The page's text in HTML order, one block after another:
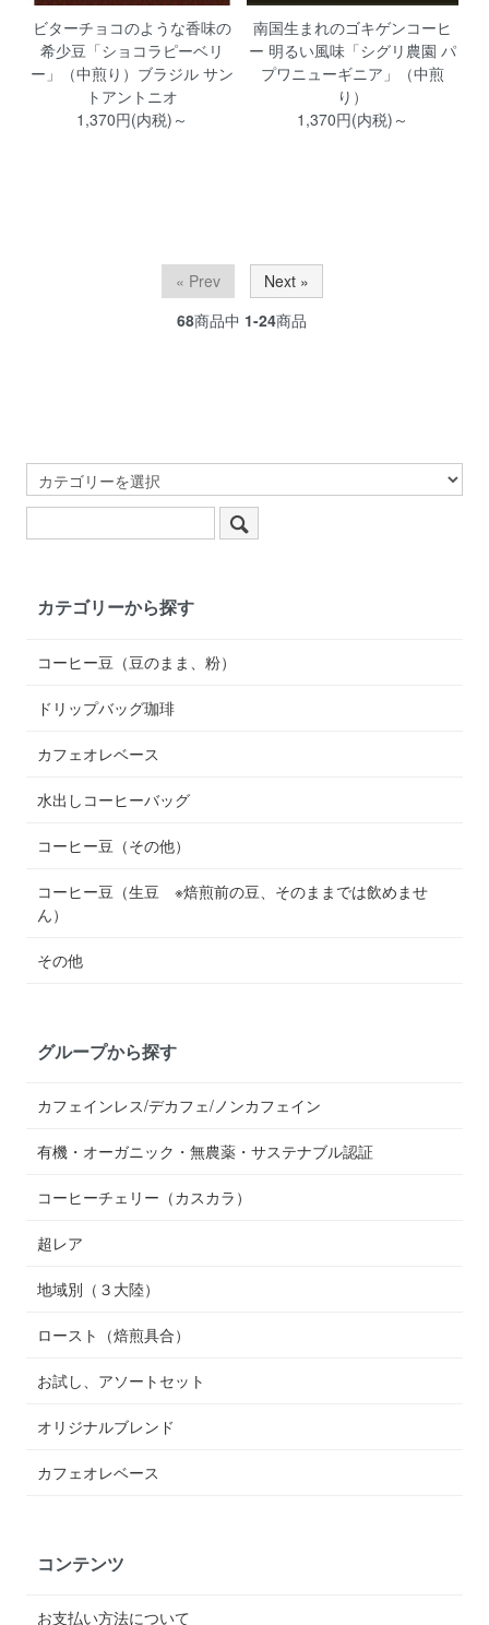
ビターチョコのような香味の
希少豆「ショコラピーベリ
ー」（中煎り）ブラジル サン
トアントニオ
1,370円(内税)～
南国生まれのゴキゲンコーヒ
ー 明るい風味「シグリ農園 パ
プワニューギニア」（中煎
り）
1,370円(内税)～
« Prev
Next »
68商品中 1-24商品
カテゴリーから探す
コーヒー豆（豆のまま、粉）
ドリップバッグ珈琲
カフェオレベース
水出しコーヒーバッグ
コーヒー豆（その他）
コーヒー豆（生豆 ※焙煎前の豆、そのままでは飲めませ
ん）
その他
グループから探す
カフェインレス/デカフェ/ノンカフェイン
有機・オーガニック・無農薬・サステナブル認証
コーヒーチェリー（カスカラ）
超レア
地域別（３大陸）
ロースト（焙煎具合）
お試し、アソートセット
オリジナルブレンド
カフェオレベース
コンテンツ
お支払い方法について